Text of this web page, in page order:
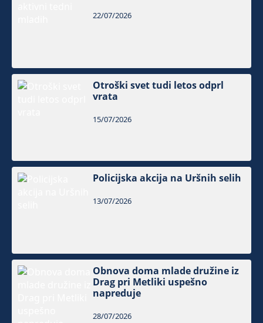
22/07/2026
Otroški svet tudi letos odprl
vrata
15/07/2026
Policijska akcija na Uršnih selih
13/07/2026
Obnova doma mlade družine iz
Drag pri Metliki uspešno
napreduje
28/07/2026